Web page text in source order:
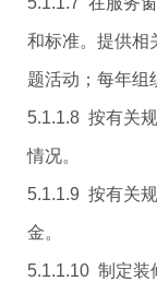
和标准。提供相
题活动；每年组
5.1.1.8 按有关
情况。
5.1.1.9 按有关
金。
5.1.1.10 制定装